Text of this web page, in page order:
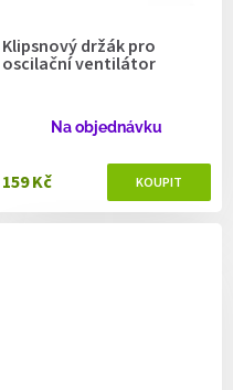
Klipsnový držák pro
oscilační ventilátor
Na objednávku
159 Kč